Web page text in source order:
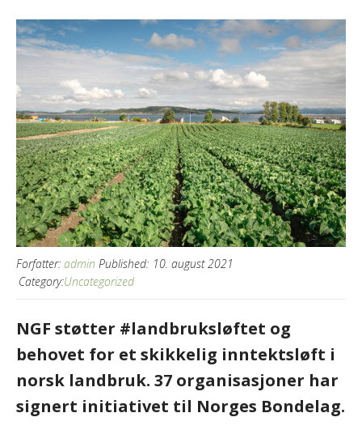
Forfatter: admin Published: 10. august 2021
Category:Uncategorized
NGF støtter #landbruksløftet og
behovet for et skikkelig inntektsløft i
norsk landbruk. 37 organisasjoner har
signert initiativet til Norges Bondelag.